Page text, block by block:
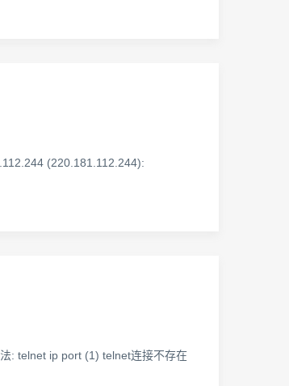
(220.181.112.244):
: telnet ip port (1) telnet连接不存在